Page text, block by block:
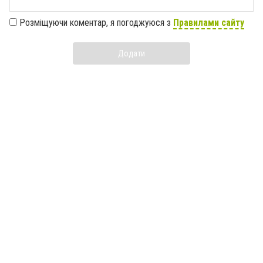
Розміщуючи коментар, я погоджуюся з Правилами сайту
Додати